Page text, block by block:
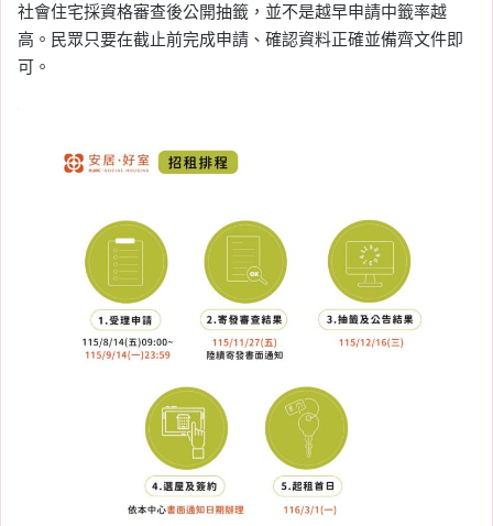
社會住宅採資格審查後公開抽籤，並不是越早申請中籤率越
高。民眾只要在截止前完成申請、確認資料正確並備齊文件即
可。